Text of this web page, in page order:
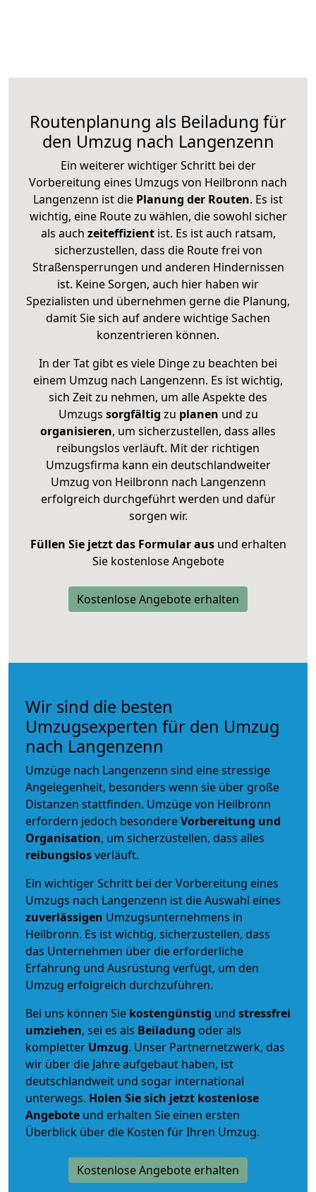
Routenplanung als Beiladung für
den Umzug nach Langenzenn
Ein weiterer wichtiger Schritt bei der
Vorbereitung eines Umzugs von Heilbronn nach
Langenzenn ist die Planung der Routen. Es ist
wichtig, eine Route zu wählen, die sowohl sicher
als auch zeiteffizientist. Es ist auch ratsam,
sicherzustellen, dass die Route frei von
Straßensperrungen und anderen Hindernissen
ist. Keine Sorgen, auch hier haben wir
Spezialisten und übernehmen gerne die Planung,
damit Sie sich auf andere wichtige Sachen
konzentrieren können.
In der Tat gibt es viele Dinge zu beachten bei
einem Umzug nach Langenzenn. Es ist wichtig,
sich Zeit zu nehmen, um alle Aspekte des
Umzugs sorgfältig zu planen und zu
organisieren, um sicherzustellen, dass alles
reibungslos verläuft. Mit der richtigen
Umzugsfirma kann ein deutschlandweiter
Umzug von Heilbronn nach Langenzenn
erfolgreich durchgeführt werden und dafür
sorgen wir.
Füllen Sie jetzt das Formular ausund erhalten
Sie kostenlose Angebote
Kostenlose Angebote erhalten
Wir sind die besten
Umzugsexperten für den Umzug
nach Langenzenn
Umzüge nach Langenzenn sind eine stressige
Angelegenheit, besonders wenn sie über große
Distanzen stattfinden. Umzüge von Heilbronn
erfordern jedoch besondereVorbereitung und
Organisation, um sicherzustellen, dass alles
reibungslosverläuft.
Ein wichtiger Schritt bei der Vorbereitung eines
Umzugs nach Langenzenn ist die Auswahl eines
zuverlässigen Umzugsunternehmens in
Heilbronn. Es ist wichtig, sicherzustellen, dass
das Unternehmen über die erforderliche
Erfahrung und Ausrüstung verfügt, um den
Umzug erfolgreich durchzuführen.
Bei uns können Sie kostengünstig und stressfrei
umziehen, sei es als Beiladung oder als
kompletter Umzug. Unser Partnernetzwerk, das
wir über die Jahre aufgebaut haben, ist
deutschlandweit und sogar international
unterwegs. Holen Sie sich jetzt kostenlose
Angebote und erhalten Sie einen ersten
Überblick über die Kosten für Ihren Umzug.
Kostenlose Angebote erhalten